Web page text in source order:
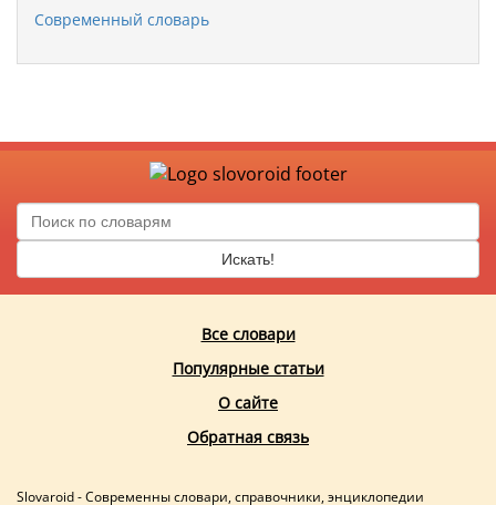
Современный словарь
Искать!
Все словари
Популярные статьи
О сайте
Обратная связь
Slovaroid - Современны словари, справочники, энциклопедии